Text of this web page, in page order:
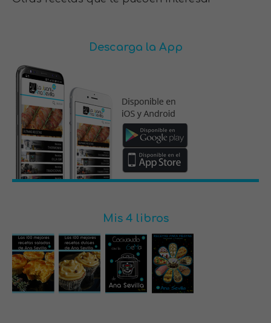
Descarga la App
Mis 4 libros